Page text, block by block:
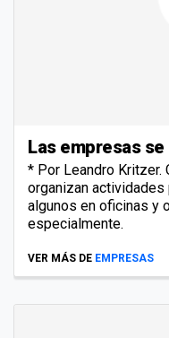
Las empresas
* Por Leandro Kritzer.
organizan
algunos en oficinas y
especialmente.
VER MÁS DE EMPRESAS